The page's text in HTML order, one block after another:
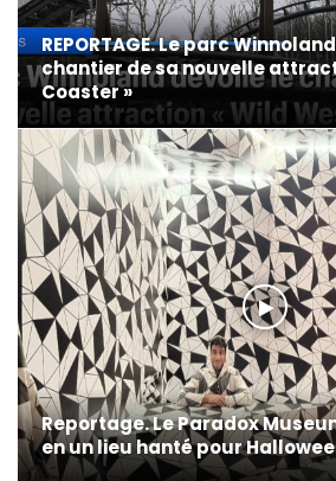
REPORTAGE. Le parc
chantier de sa nouvelle
Coaster »
Reportage. Le Paradox
en un lieu hanté pour